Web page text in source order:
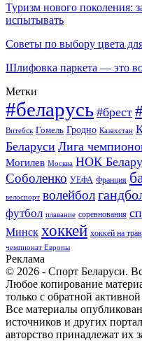
Туризм нового поколения:
испытывать
Советы по выбору цвета
Шлифовка паркета — это
Метки
#беларусь #брест
Витебск Гомель Гродно Казахстан
Беларуси Лига
Могилев Москва НОК
Соболенко УЕФА Франция
велоспорт волейбол
футбол плавание соревнования
Минск хоккей хоккей на
чемпионат Европы
Реклама
© 2026 - Спорт Беларуси.
Любое копирование
только с обратной
Все материалы
источников и других
авторство принадлежат их